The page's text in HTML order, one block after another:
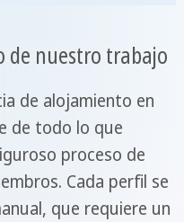
de nuestro trabajo
de alojamiento en
de todo lo que
proceso de
Cada perfil se
que requiere un